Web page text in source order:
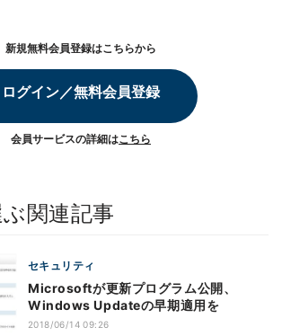
新規無料会員登録はこちらから
ログイン／無料会員登録
会員サービスの詳細はこちら
関連記事
セキュリティ
Microsoftが更新プログラム公開、
Windows Updateの早期適用を
2018/06/14 09:26